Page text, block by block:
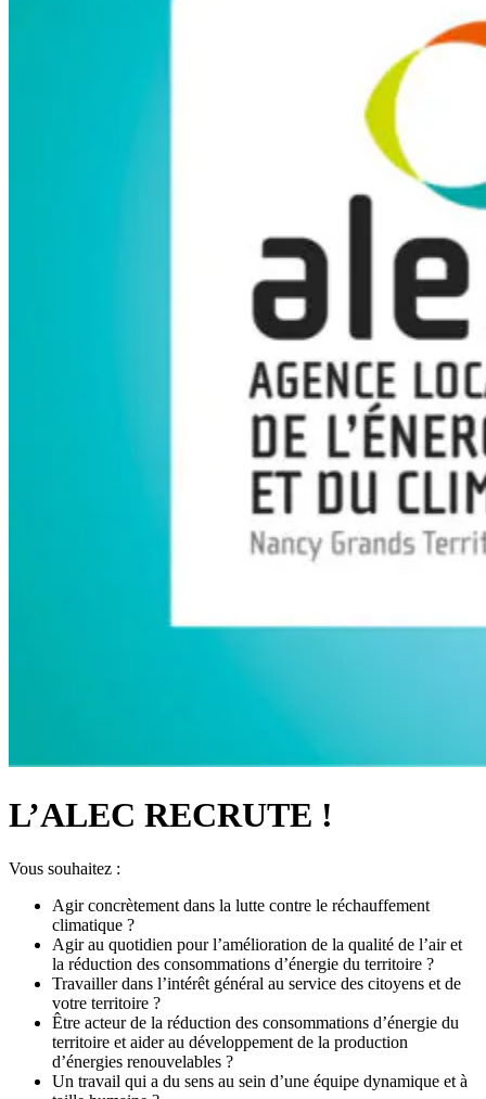
L’ALEC RECRUTE !
Vous souhaitez :
Agir concrètement dans la lutte contre le réchauffement
climatique ?
Agir au quotidien pour l’amélioration de la qualité de l’air et
la réduction des consommations d’énergie du territoire ?
Travailler dans l’intérêt général au service des citoyens et de
votre territoire ?
Être acteur de la réduction des consommations d’énergie du
territoire et aider au développement de la production
d’énergies renouvelables ?
Un travail qui a du sens au sein d’une équipe dynamique et à